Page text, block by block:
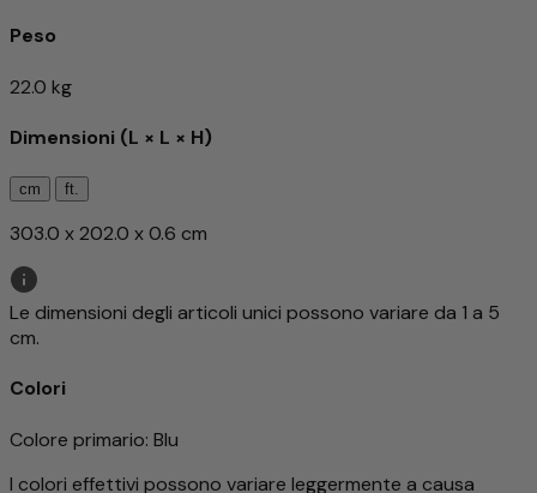
Peso
22.0 kg
Dimensioni (L × L × H)
cm ft.
303.0 x 202.0 x 0.6 cm
Le dimensioni degli articoli unici possono variare da 1 a 5
cm.
Colori
Colore primario: Blu
I colori effettivi possono variare leggermente a causa